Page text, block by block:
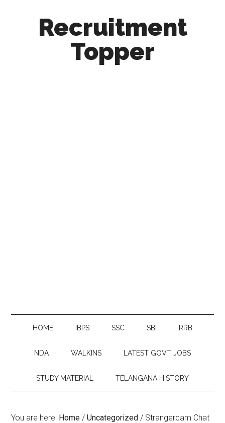
Recruitment
Topper
HOME IBPS SSC SBI RRB
NDA WALKINS LATEST GOVT JOBS
STUDY MATERIAL TELANGANA HISTORY
You are here: Home / Uncategorized / Strangercam Chat